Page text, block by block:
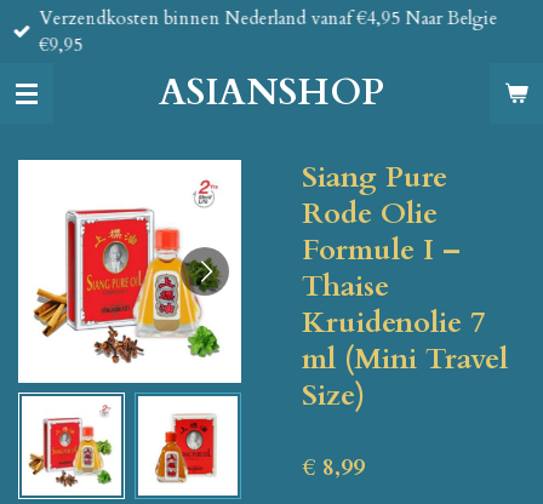
Ga
direct
de
ASIANSHOP
Verzendkosten binnen Nederland vanaf €4,95 Naar Belgie
€9,95
Siang Pure
Rode Olie
Formule I –
Thaise
Kruidenolie 7
ml (Mini Travel
Size)
€ 8,99